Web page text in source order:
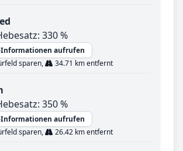
330 %
aufrufen
sparen,
34.71 km entfernt
350 %
aufrufen
sparen,
26.42 km entfernt